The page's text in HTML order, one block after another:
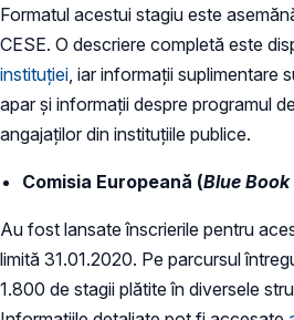
Formatul acestui stagiu este
CESE. O descriere completă este
instituției , iar informații suplimentare
apar și informații despre programul
angajaților din instituțiile publice.
Comisia Europeană (Blue
Au fost lansate înscrierile pentru
limită 31.01.2020. Pe parcursul
1.800 de stagii plătite în diversele